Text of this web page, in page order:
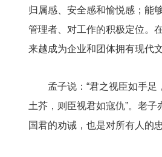
归属感、安全感和愉悦感；能
管理者、对工作的积极定位。
来越成为企业和团体拥有现代
孟子说：“君之视臣如手
土芥，则臣视君如寇仇”。老
国君的劝诫，也是对所有人的